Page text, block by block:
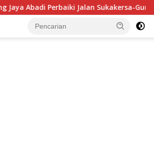
Perbaiki Jalan Sukakersa-Gunung Endut